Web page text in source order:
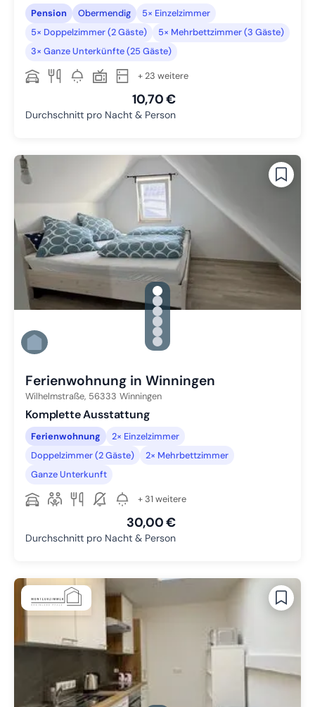
Pension Obermendig
5× Einzelzimmer
5× Doppelzimmer (2 Gäste)
5× Mehrbettzimmer (3 Gäste)
3× Ganze Unterkünfte (25 Gäste)
+ 23 weitere
10,70 €
Durchschnitt pro Nacht & Person
gallery.slide_selector
Zu Slide 1 wechseln
Zu Slide 2 wechseln
Zu Slide 3 wechseln
Zu Slide 4 wechseln
Zu Slide 5 wechseln
Zu Slide 6 wechseln
Ferienwohnung in Winningen
Wilhelmstraße, 56333 Winningen
Komplette Ausstattung
Ferienwohnung
2× Einzelzimmer
Doppelzimmer (2 Gäste)
2× Mehrbettzimmer
Ganze Unterkunft
+ 31 weitere
30,00 €
Durchschnitt pro Nacht & Person